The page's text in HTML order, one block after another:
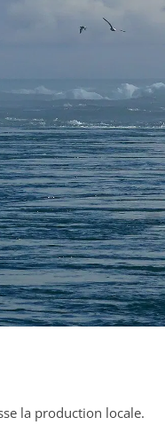
la production locale.